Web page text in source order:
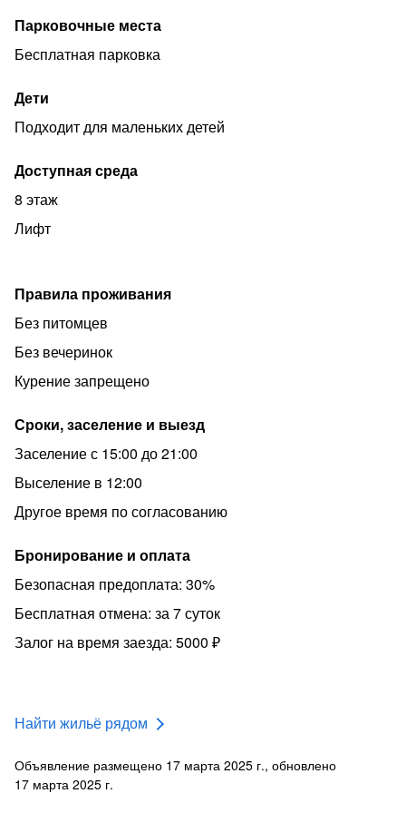
Важно!!! Курение в квартире и подъезде категорически
запрещено.
Вечеринки, дни рождения, мероприятия- запрещено.
Животные, любые- запрещено.
Платёжеспособные, аккуратные, цивилизованные
Парковочные места
Бесплатная парковка
Дети
Подходит для маленьких детей
Доступная среда
8 этаж
Лифт
Правила проживания
Без питомцев
Без вечеринок
Курение запрещено
Сроки, заселение и выезд
Заселение с 15:00 до 21:00
Выселение в 12:00
Другое время по согласованию
Бронирование и оплата
Безопасная предоплата: 30%
Бесплатная отмена: за 7 суток
Залог на время заезда: 5000 ₽
Найти жильё рядом
Объявление размещено 17 марта 2025 г., обновлено
17 марта 2025 г.